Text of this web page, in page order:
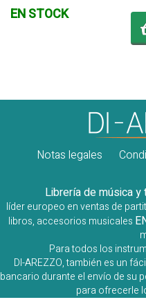
EN STOCK
Notas legales
Librería de música
líder europeo en ventas de
libros, accesorios musicales
Para todos los
DI-AREZZO, también es un
bancario durante el envío de su
para ofrecerle